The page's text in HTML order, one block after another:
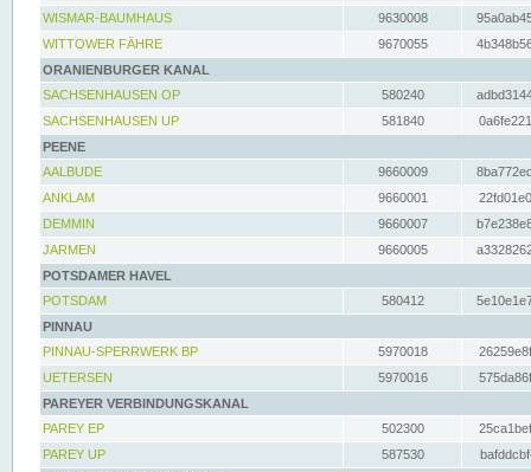
WISMAR-BAUMHAUS
9630008
WITTOWER FÄHRE
9670055
ORANIENBURGER KANAL
SACHSENHAUSEN OP
580240
SACHSENHAUSEN UP
581840
PEENE
AALBUDE
9660009
ANKLAM
9660001
DEMMIN
9660007
JARMEN
9660005
POTSDAMER HAVEL
POTSDAM
580412
PINNAU
PINNAU-SPERRWERK BP
5970018
UETERSEN
5970016
PAREYER VERBINDUNGSKANAL
PAREY EP
502300
PAREY UP
587530